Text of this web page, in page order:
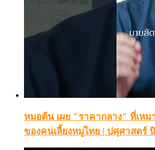
หมอต้น เผย "ราคากลาง" ที่เหม
ของคนเลี้ยงหมูไทย | ปศุศาสตร์